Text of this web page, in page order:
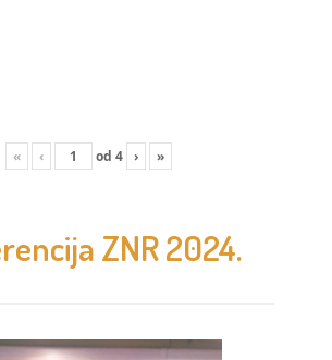
« ‹ od 4 › »
ZNR 2024.